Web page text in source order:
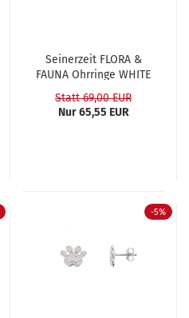
Sei­ner­zeit FLORA &
FAUNA Ohr­rin­ge WHITE
Statt 69,00 EUR
Nur 65,55 EUR
-5%